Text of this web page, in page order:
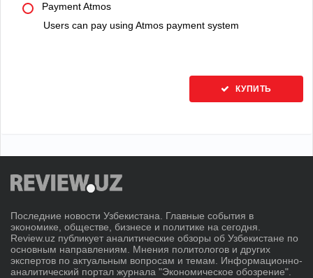
Payment Atmos
Users can pay using Atmos payment system
КУПИТЬ
Последние новости Узбекистана. Главные события в
экономике, обществе, бизнесе и политике на сегодня.
Review.uz публикует аналитические обзоры об Узбекистане по
основным направлениям. Мнения политологов и других
экспертов по актуальным вопросам и темам. Информационно-
аналитический портал журнала "Экономическое обозрение".